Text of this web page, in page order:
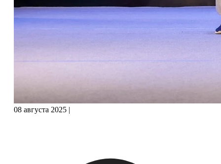
08 августа 2025 |